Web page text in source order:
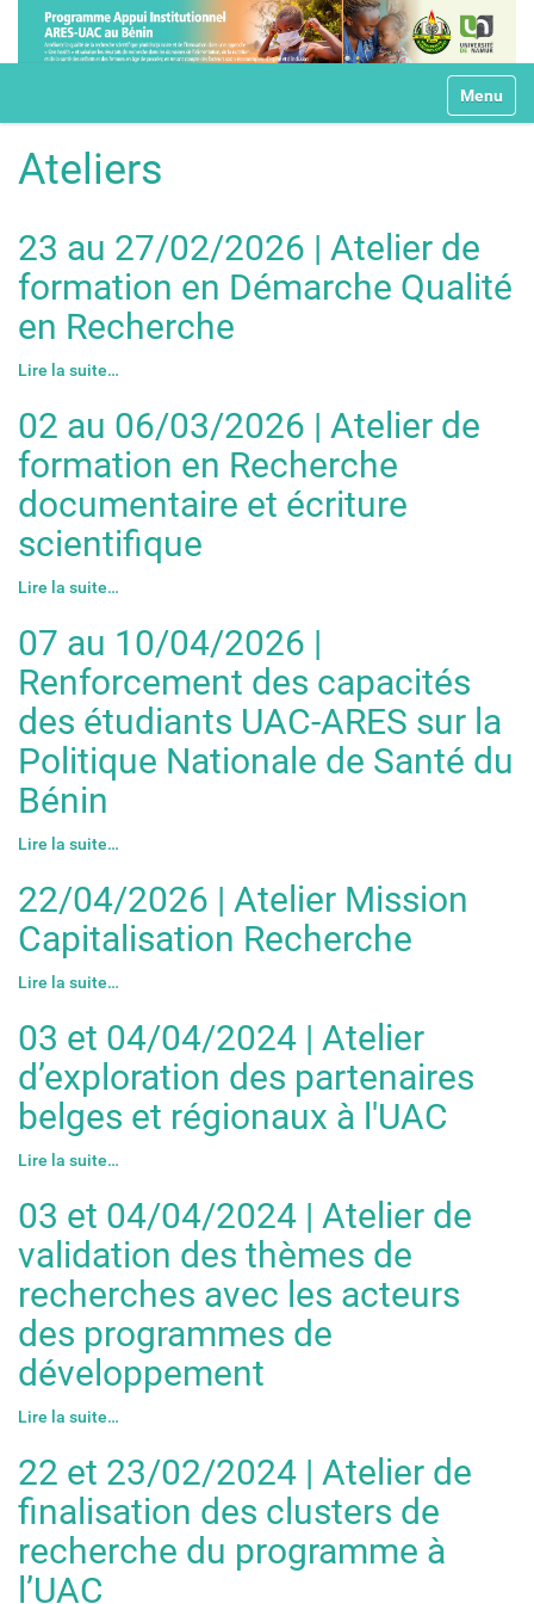
v
Toggle
Ateliers
23 au 27/02/2026 | Atelier de
formation en Démarche Qualité
en Recherche
Lire la suite…
02 au 06/03/2026 | Atelier de
formation en Recherche
documentaire et écriture
scientifique
Lire la suite…
07 au 10/04/2026 |
Renforcement des capacités
des étudiants UAC-ARES sur la
Politique Nationale de Santé du
Bénin
Lire la suite…
22/04/2026 | Atelier Mission
Capitalisation Recherche
Lire la suite…
03 et 04/04/2024 | Atelier
d’exploration des partenaires
belges et régionaux à l'UAC
Lire la suite…
03 et 04/04/2024 | Atelier de
validation des thèmes de
recherches avec les acteurs
des programmes de
développement
Lire la suite…
22 et 23/02/2024 | Atelier de
finalisation des clusters de
recherche du programme à
l’UAC